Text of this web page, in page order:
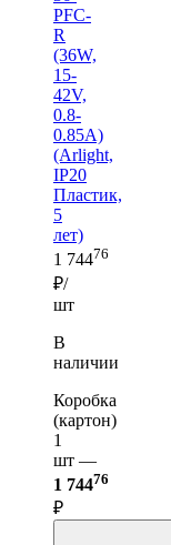
PFC-
R
(36W,
15-
42V,
0.8-
0.85A)
(Arlight,
IP20
Пластик,
5
лет)
1 74476
₽/
шт
В
наличии
Коробка
(картон)
1
шт —
1 74476
₽